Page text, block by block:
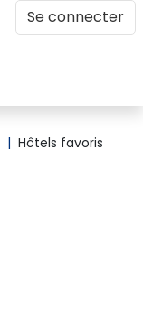
Se connecter
| Hôtels favoris